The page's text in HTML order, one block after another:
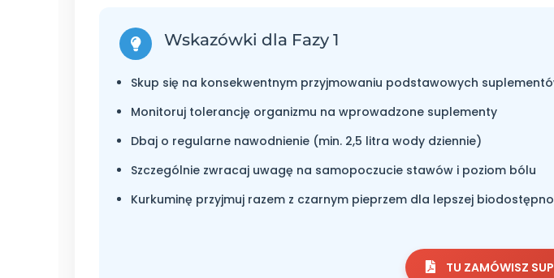
Wskazówki dla Fazy 1
Skup się na konsekwentnym przyjmowaniu podstawowych
Monitoruj tolerancję organizmu na wprowadzone suplementy
Dbaj o regularne nawodnienie (min. 2,5 litra wody dziennie)
Szczególnie zwracaj uwagę na samopoczucie stawów i poziom bólu
Kurkuminę przyjmuj razem z czarnym pieprzem dla lepszej
TU ZAMÓWISZ